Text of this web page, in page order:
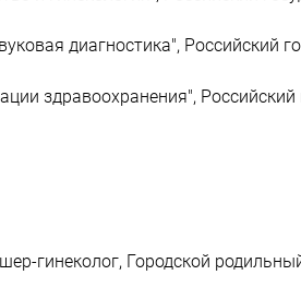
диагностика", Российский
здравоохранения",
гинеколог, Городской